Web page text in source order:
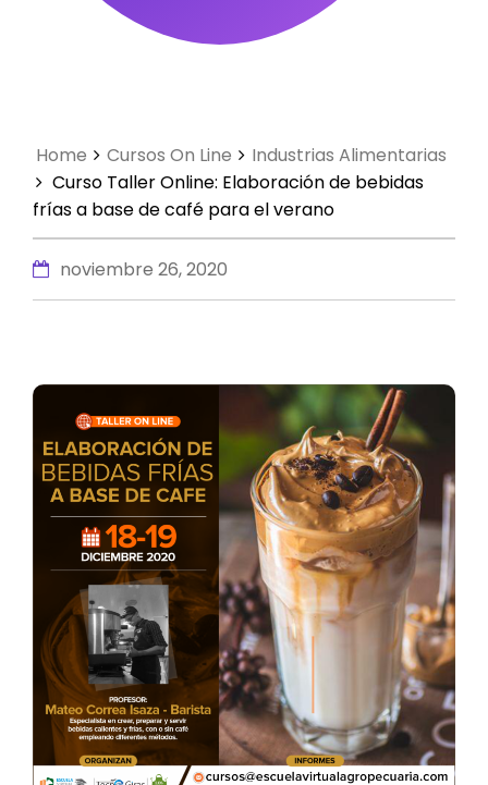
Home Cursos On Line
Industrias Alimentarias
Curso Taller Online: Elaboración de bebidas
frías a base de café para el verano
noviembre 26, 2020